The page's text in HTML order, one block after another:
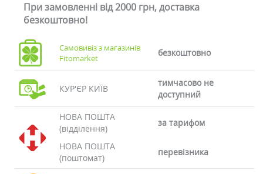
При замовленні від 2000 грн, доставка
безкоштовно!
Самовивіз з магазинів
Fitomarket
безкоштовно
КУР'ЄР КИЇВ
тимчасово не
доступний
НОВА ПОШТА
(відділення)
за тарифом
НОВА ПОШТА
(поштомат)
перевізника